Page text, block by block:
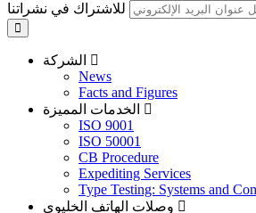
للاشتراك في نشراتنا
News
Facts and Figures
ISO 9001
ISO 50001
CB Procedure
Expediting Services
Type Testing: Systems and